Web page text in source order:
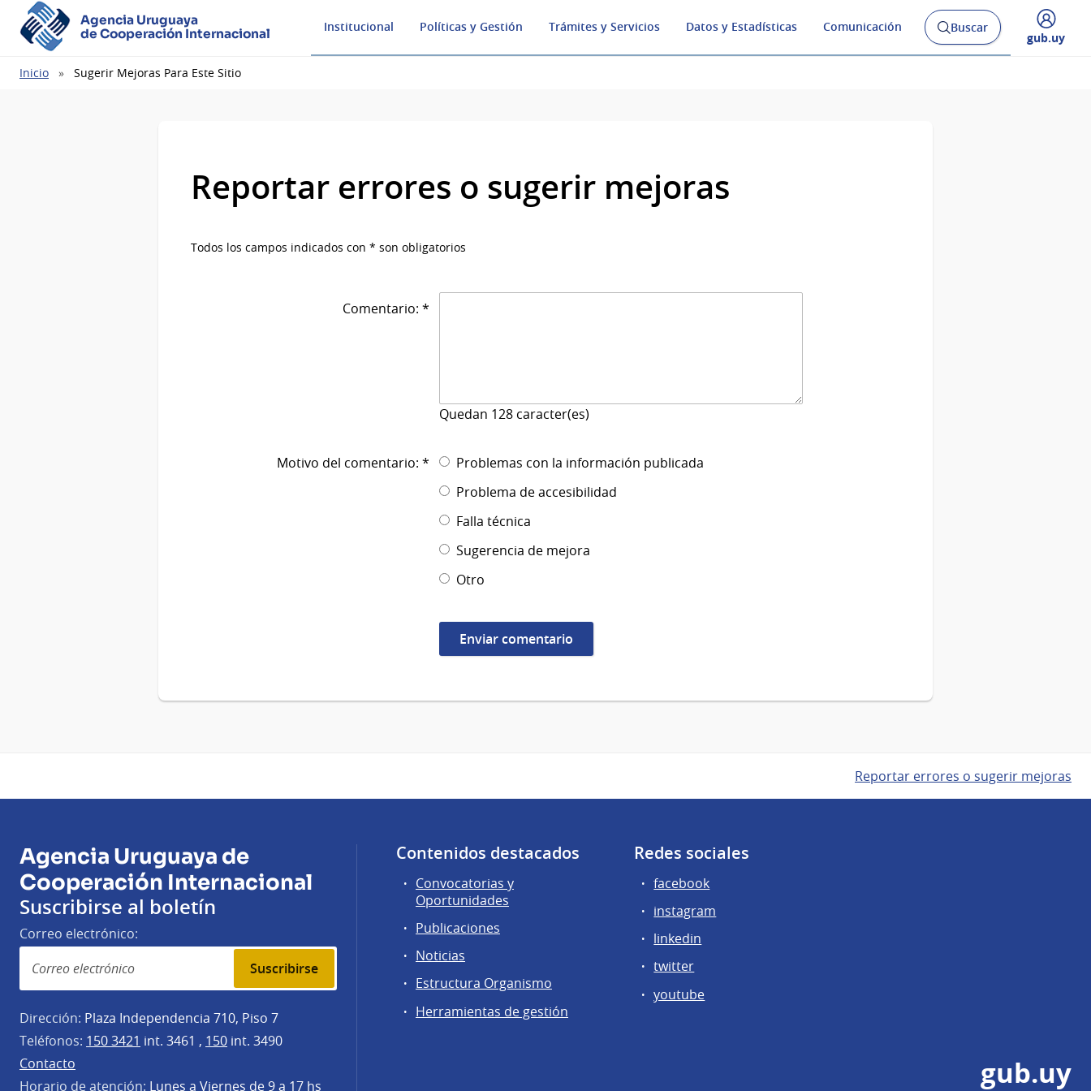
Agencia Uruguaya
de Cooperación Internacional
Institucional Políticas y Gestión Trámites y Servicios Datos y Estadísticas Comunicación
Abrir
buscador
Buscar
Desplegar
gub.uy
Ruta
Inicio Sugerir Mejoras Para Este Sitio
Reportar errores o sugerir mejoras
Todos los campos indicados con * son obligatorios
Comentario: *
Quedan 128 caracter(es)
Motivo del comentario: *
Problemas con la información publicada
Problema de accesibilidad
Falla técnica
Sugerencia de mejora
Otro
Reportar errores o sugerir mejoras
Agencia Uruguaya de
Cooperación Internacional
Suscribirse al boletín
Correo electrónico:
Suscribirse
Dirección: Plaza Independencia 710, Piso 7
Teléfonos: 150 3421 int. 3461 , 150 int. 3490
Contacto
Horario de atención: Lunes a Viernes de 9 a 17 hs
Contenidos destacados
Convocatorias y
Oportunidades
Publicaciones
Noticias
Estructura Organismo
Herramientas de gestión
Redes sociales
facebook
instagram
linkedin
twitter
youtube
gub.uy